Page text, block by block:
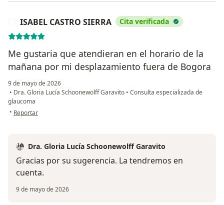
ISABEL CASTRO SIERRA Cita verificada
Me gustaria que atendieran en el horario de la
mañana por mi desplazamiento fuera de Bogora
9 de mayo de 2026
• Dra. Gloria Lucía Schoonewolff Garavito • Consulta especializada de
glaucoma
• en opinión del usuario ISABEL CASTRO SIERRA
Reportar
Dra. Gloria Lucía Schoonewolff Garavito
Gracias por su sugerencia. La tendremos en
cuenta.
9 de mayo de 2026